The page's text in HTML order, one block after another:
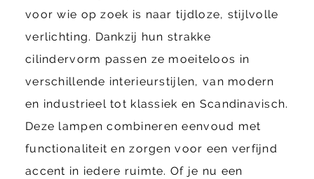
voor wie op zoek is naar tijdloze, stijlvolle
verlichting. Dankzij hun strakke
cilindervorm passen ze moeiteloos in
verschillende interieurstijlen, van modern
en industrieel tot klassiek en Scandinavisch.
Deze lampen combineren eenvoud met
functionaliteit en zorgen voor een verfijnd
accent in iedere ruimte. Of je nu een